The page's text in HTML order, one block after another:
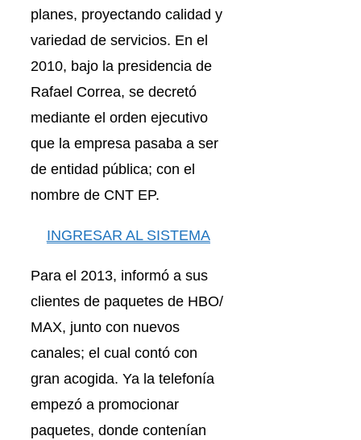
planes, proyectando calidad y
variedad de servicios. En el
2010, bajo la presidencia de
Rafael Correa, se decretó
mediante el orden ejecutivo
que la empresa pasaba a ser
de entidad pública; con el
nombre de CNT EP.
INGRESAR AL SISTEMA
Para el 2013, informó a sus
clientes de paquetes de HBO/
MAX, junto con nuevos
canales; el cual contó con
gran acogida. Ya la telefonía
empezó a promocionar
paquetes, donde contenían